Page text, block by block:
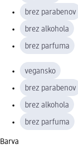
brez parabenov
brez alkohola
brez parfuma
vegansko
brez parabenov
brez alkohola
brez parfuma
Barva